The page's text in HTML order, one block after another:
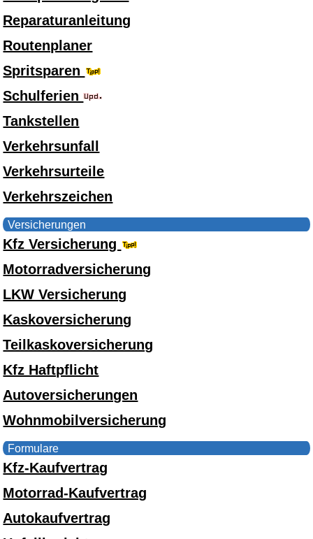
Reparaturanleitung
Routenplaner
Spritsparen
Schulferien
Tankstellen
Verkehrsunfall
Verkehrsurteile
Verkehrszeichen
Versicherungen
Kfz Versicherung
Motorradversicherung
LKW Versicherung
Kaskoversicherung
Teilkaskoversicherung
Kfz Haftpflicht
Autoversicherungen
Wohnmobilversicherung
Formulare
Kfz-Kaufvertrag
Motorrad-Kaufvertrag
Autokaufvertrag